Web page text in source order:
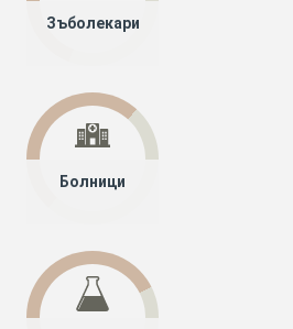
Зъболекари
Болници